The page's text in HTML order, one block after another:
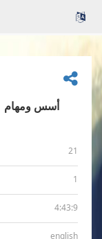
21
1
4:43:9
english